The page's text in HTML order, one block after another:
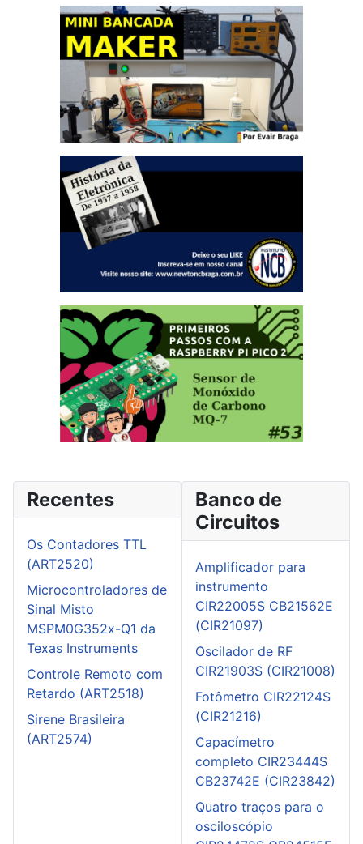
Recentes
Os Contadores TTL
(ART2520)
Microcontroladores de
Sinal Misto
MSPM0G352x-Q1 da
Texas Instruments
Controle Remoto com
Retardo (ART2518)
Sirene Brasileira
(ART2574)
Banco de
Circuitos
Amplificador para
instrumento
CIR22005S CB21562E
(CIR21097)
Oscilador de RF
CIR21903S (CIR21008)
Fotômetro CIR22124S
(CIR21216)
Capacímetro
completo CIR23444S
CB23742E (CIR23842)
Quatro traços para o
osciloscópio